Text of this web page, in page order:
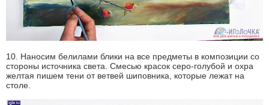
10. Наносим белилами блики на все предметы в композиции со
стороны источника света. Смесью красок серо-голубой и охра
желтая пишем тени от ветвей шиповника, которые лежат на
столе.